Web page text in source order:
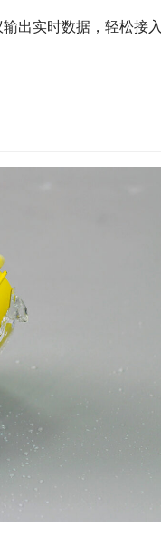
实时数据，轻松接